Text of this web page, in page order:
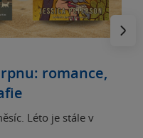
romance,
Léto je stále v